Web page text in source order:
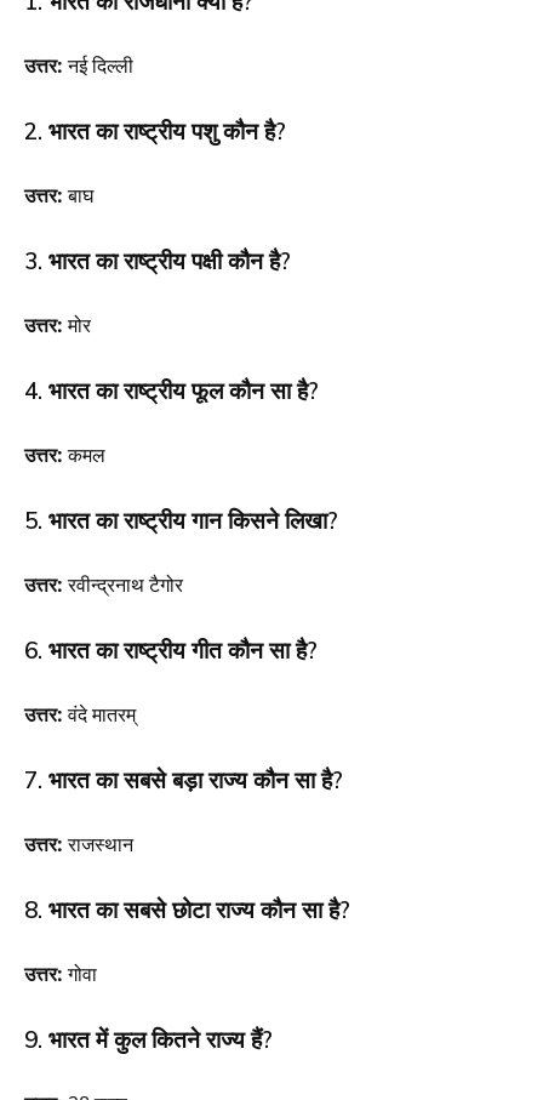
उत्तर:नई दिल्ली
2. भारत का राष्ट्रीय पशु कौन है?
उत्तर:बाघ
3. भारत का राष्ट्रीय पक्षी कौन है?
उत्तर:मोर
4. भारत का राष्ट्रीय फूल कौन सा है?
उत्तर:कमल
5. भारत का राष्ट्रीय गान किसने लिखा?
उत्तर:रवीन्द्रनाथ टैगोर
6. भारत का राष्ट्रीय गीत कौन सा है?
उत्तर:वंदे मातरम्
7. भारत का सबसे बड़ा राज्य कौन सा है?
उत्तर:राजस्थान
8. भारत का सबसे छोटा राज्य कौन सा है?
उत्तर:गोवा
9. भारत में कुल कितने राज्य हैं?